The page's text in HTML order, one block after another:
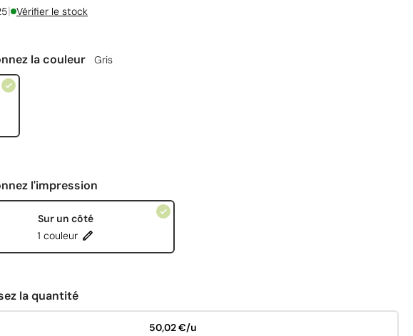
| Vérifier le stock
la couleur Gris
l'impression
Sur un côté
1 couleur
la quantité
50,02 €/u